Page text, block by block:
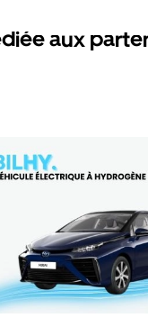
aux